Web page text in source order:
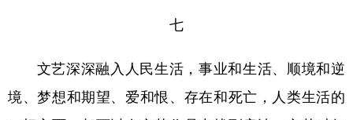
七
文艺深深融入人民生活，事业和生活、顺境和逆
境、梦想和期望、爱和恨、存在和死亡，人类生活的